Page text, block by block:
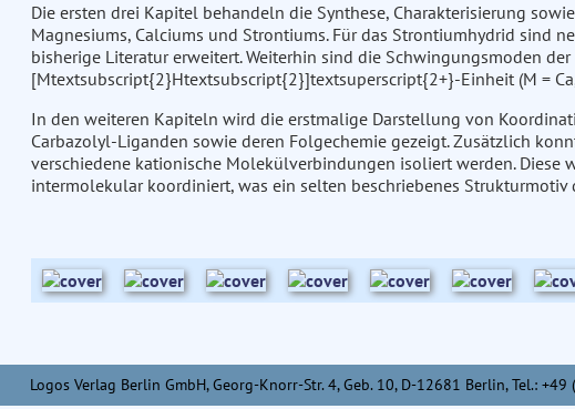
Die ersten drei Kapitel behandeln die Synthese, Charakterisierung
Magnesiums, Calciums und Strontiums. Für das Strontiumhydrid sind
bisherige Literatur erweitert. Weiterhin sind die Schwingungsmoden der
[Mtextsubscript{2}Htextsubscript{2}]textsuperscript{2+}-Einheit (M =
In den weiteren Kapiteln wird die erstmalige Darstellung von
Carbazolyl-Liganden sowie deren Folgechemie gezeigt. Zusätzlich
verschiedene kationische Molekülverbindungen isoliert werden. Diese
intermolekular koordiniert, was ein selten beschriebenes Strukturmotiv
Logos Verlag Berlin GmbH, Georg-Knorr-Str. 4, Geb. 10, D-12681 Berlin, Tel.: